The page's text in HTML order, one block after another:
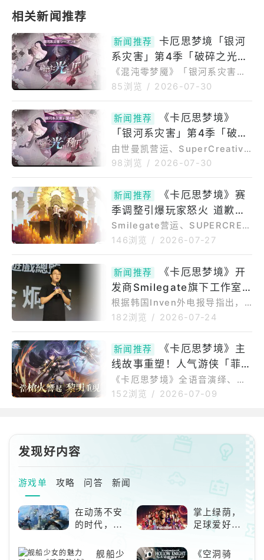
新闻推荐
卡厄思梦境「银河
系灾害」第4季「破碎之光与
爪」开幕！
《混沌零梦魇》「银河系灾害」
第4季「破碎之光与爪」开幕！
aport（以下简称Smilegate）
于7月29日（星期三）发布了由S
UPERCREATIVE开发、Smileg
ate运营的RoguelikeRPG《混
沌零梦魇》（以下简称《混沌
容“银河系灾害”的第四季“碎光与
爪”，并追加了全新★5战斗员“
85浏览 / 2026-07-30
新闻推荐
《卡厄思梦境》
「银河系灾害」第4季「破碎
之光与利爪」开跑新战斗员
「希尔德」及伙伴「尤妮」参
战
由世曼凯营运、SuperCreative
开发的RoguelikeRPG《卡厄思
光与利爪」，带来全新主线剧
情、战斗员和多项系统内容。主
线故事推进！追查失踪真相与
「万花筒孵化场」开放新赛季故
事围绕著战略资产「浮斯特」连
过程中，和关键人物「艾妮丝」
相遇，展开精彩刺激的事件发
展。此外，游玩全新登场的「卡
厄思」副本「万花筒孵化
98浏览 / 2026-07-30
新闻推荐
《卡厄思梦境》赛
季调整引爆玩家怒火 道歉后
撤回SUPERCREATIVE双高
层将从开发团队离职
Smilegate营运、SUPERCREA
TIVE开发的卡牌构筑Roguelike
启「银河系灾害」第四赛季。然
而赛季前因平衡性修正引发社群
强烈反弹。Smilegate于7月23
日迅速发布声明，宣布全面撤回
备受争议的削弱方案。但同时主
位高层却在此时宣布将卸任离开
开发团队。在第四赛季原始调整
案中，官方
146浏览 / 2026-07-27
新闻推荐
《卡厄思梦境》开
发商Smilegate旗下工作室S
uperCreative代表金炯硕、
姜基贤宣布辞职
根据韩国Inven外电报导指出，
开发知名作品《第七史诗》与
同代表姜基贤（音译，강기현）
与金炯硕（김형석）已正式表达
辞意。Smilegate于24日证实了
此一消息。金炯硕公司方面表
示，两人在工作交接完成前将继
梦境》走完即将到来的上市1周年
后离职。」接著补充道：「借由
182浏览 / 2026-07-24
新闻推荐
《卡厄思梦境》主
线故事重塑！人气游侠「菲」
战斗员入阵、全语音演绎！
《卡厄思梦境》全语音演绎、人
气游侠「菲」战斗员入阵！主线
全新战斗员「菲」强势入阵，专
属创伤剧情同步解锁■独创Rogu
elike「出击」玩法进化，实装排
名等多种全新系统由SuperCrea
tive开发、世曼凯营运的人气黑
暗奇幻RoguelikeRPG《卡厄思
梦境》，正式对初期主线故事进
行大规模翻新，并同步实装全新
152浏览 / 2026-07-09
发现好内容
游戏单 攻略 问答 新闻
在动荡不安
的时代，踏
掌上绿荫，
足球爱好者
况足球》
舰船少
《空洞骑